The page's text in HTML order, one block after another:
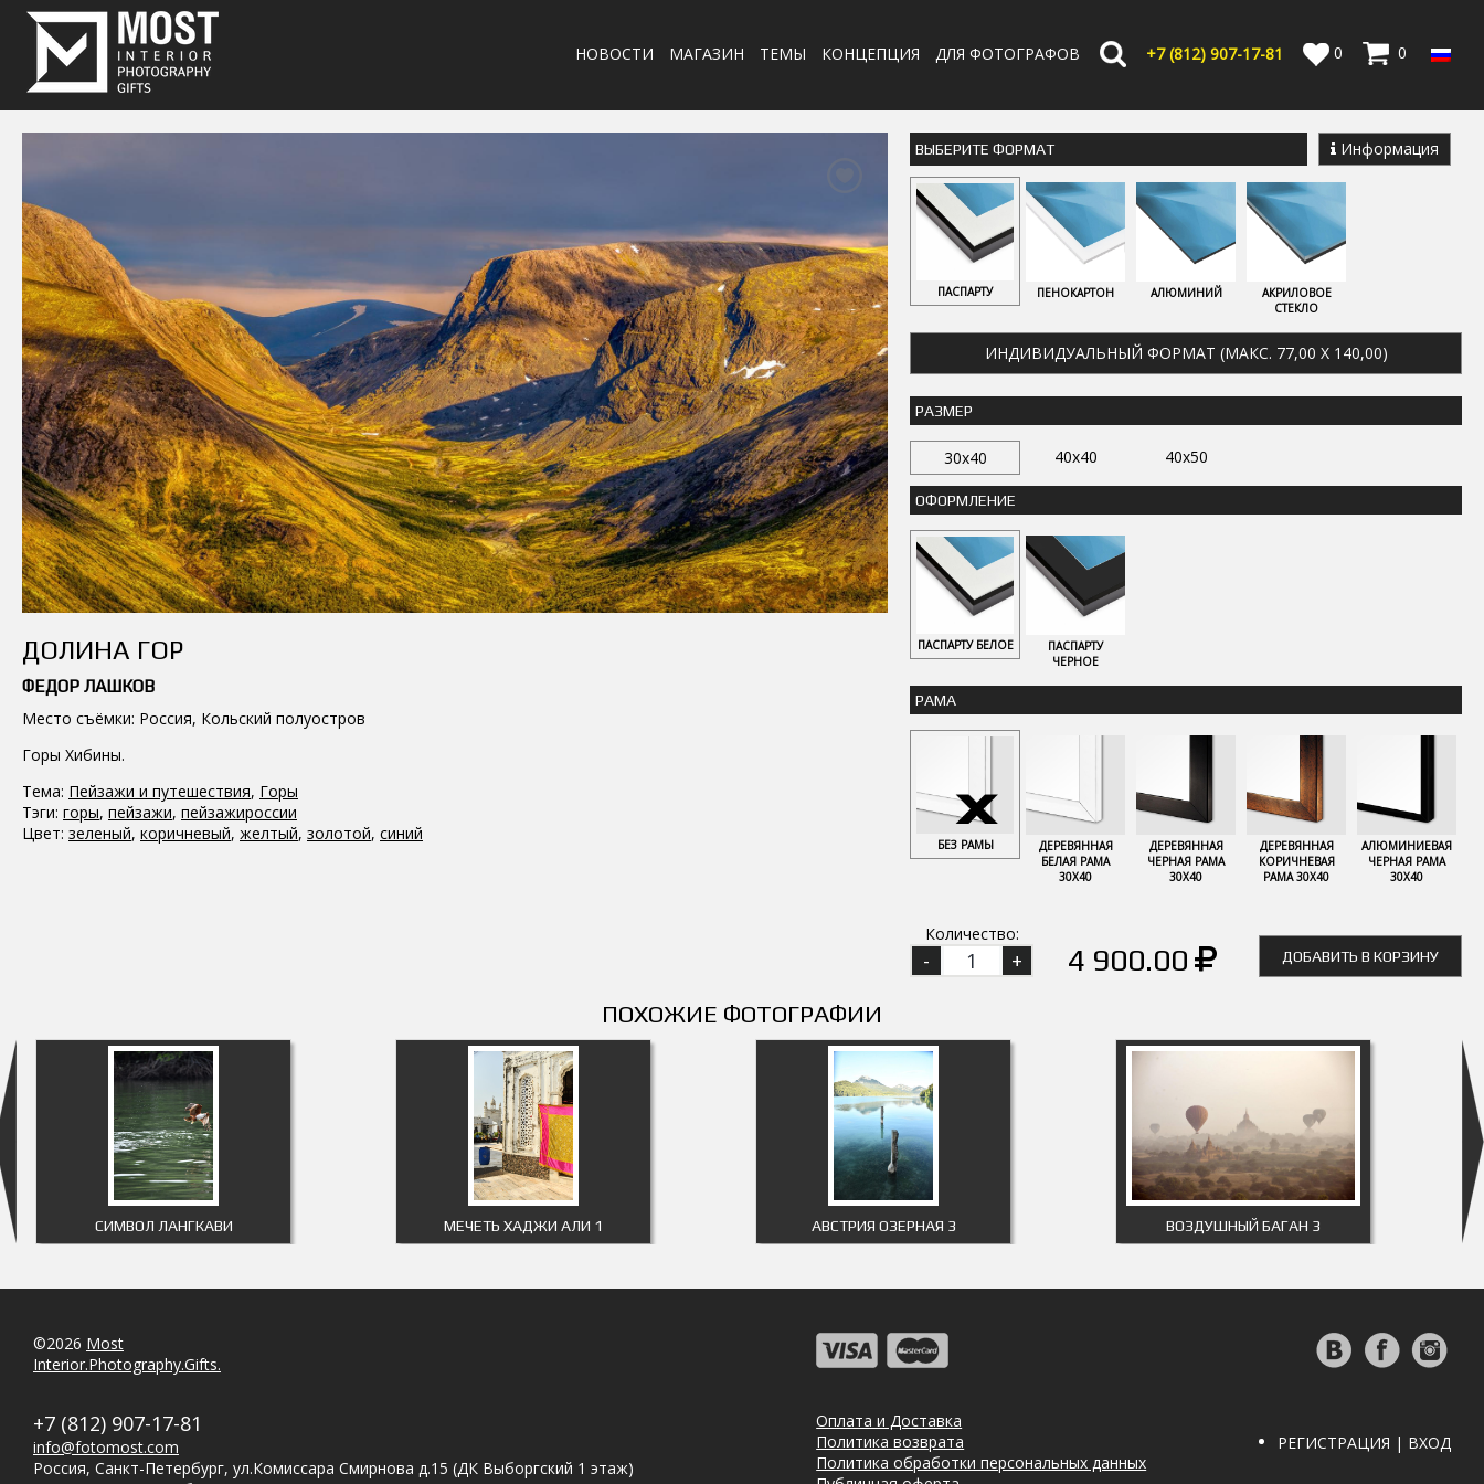
НОВОСТИ МАГАЗИН ТЕМЫ КОНЦЕПЦИЯ ДЛЯ ФОТОГРАФОВ +7 (812) 907-17-81 0 0
ДОЛИНА ГОР
ФЕДОР ЛАШКОВ
Место съёмки: Россия, Кольский полуостров
Горы Хибины.
Тема: Пейзажи и путешествия, Горы
Тэги: горы, пейзажи, пейзажироссии
Цвет: зеленый, коричневый, желтый, золотой, синий
ВЫБЕРИТЕ ФОРМАТ Информация
ПАСПАРТУ ПЕНОКАРТОН АЛЮМИНИЙ
АКРИЛОВОЕ
СТЕКЛО
ИНДИВИДУАЛЬНЫЙ ФОРМАТ (МАКС. 77,00 X 140,00)
РАЗМЕР
30x40 40x40 40x50
ОФОРМЛЕНИЕ
ПАСПАРТУ БЕЛОЕ
ПАСПАРТУ
ЧЕРНОЕ
РАМА
БЕЗ РАМЫ
ДЕРЕВЯННАЯ
БЕЛАЯ РАМА
30Х40
ДЕРЕВЯННАЯ
ЧЕРНАЯ РАМА
30Х40
ДЕРЕВЯННАЯ
КОРИЧНЕВАЯ
РАМА 30Х40
АЛЮМИНИЕВАЯ
ЧЕРНАЯ РАМА
30Х40
Количество:
4 900.00 ДОБАВИТЬ В КОРЗИНУ
ПОХОЖИЕ ФОТОГРАФИИ
СИМВОЛ ЛАНГКАВИ МЕЧЕТЬ ХАДЖИ АЛИ 1 АВСТРИЯ ОЗЕРНАЯ 3 ВОЗДУШНЫЙ БАГАН 3
©2026 Most
Interior.Photography.Gifts.
Оплата и Доставка
Политика возврата
Политика обработки персональных данных
+7 (812) 907-17-81
info@fotomost.com
Россия, Санкт-Петербург, ул.Комиссара Смирнова д.15 (ДК Выборгский 1 этаж)
РЕГИСТРАЦИЯ | ВХОД